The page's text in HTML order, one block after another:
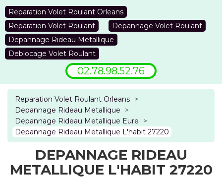
Reparation Volet Roulant Orleans
Reparation Volet Roulant
Depannage Volet Roulant
Depannage Rideau Metallique
Deblocage Volet Roulant
02.78.98.52.76
Reparation Volet Roulant Orleans >
Depannage Rideau Metallique
>
Depannage Rideau Metallique Eure
>
Depannage Rideau Metallique L'habit 27220
DEPANNAGE RIDEAU
METALLIQUE L'HABIT 27220